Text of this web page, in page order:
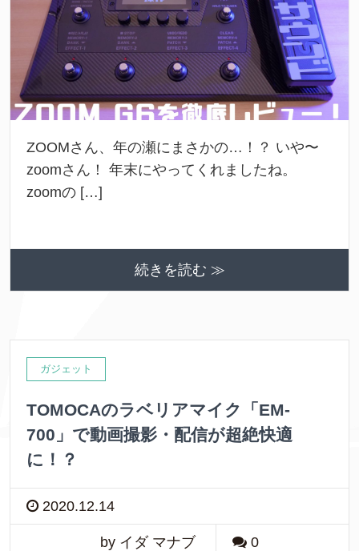
ZOOMさん、年の瀬にまさかの…！？ いや〜
zoomさん！ 年末にやってくれましたね。
zoomの […]
続きを読む ≫
ガジェット
TOMOCAのラベリアマイク「EM-
700」で動画撮影・配信が超絶快適
に！？
2020.12.14
by イダ マナブ 0